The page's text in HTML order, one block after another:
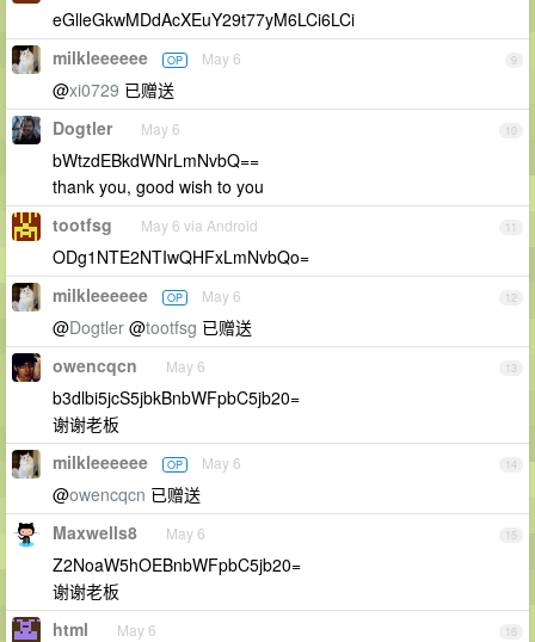
eGlleGkwMDdAcXEuY29t77yM6LCi6LCi
9
milkleeeeee OP May 6
@xi0729 已赠送
10
Dogtler May 6
bWtzdEBkdWNrLmNvbQ==
thank you, good wish to you
11
tootfsg May 6 via Android
ODg1NTE2NTIwQHFxLmNvbQo=
12
milkleeeeee OP May 6
@Dogtler @tootfsg 已赠送
13
owencqcn May 6
b3dlbi5jcS5jbkBnbWFpbC5jb20=
谢谢老板
14
milkleeeeee OP May 6
@owencqcn 已赠送
15
Maxwells8 May 6
Z2NoaW5hOEBnbWFpbC5jb20=
谢谢老板
16
html May 6